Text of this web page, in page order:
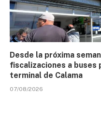
Desde la próxima
fiscalizaciones a buses
terminal de Calama
07/08/2026